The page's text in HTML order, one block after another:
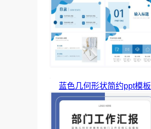
蓝色几何形状简约ppt模板